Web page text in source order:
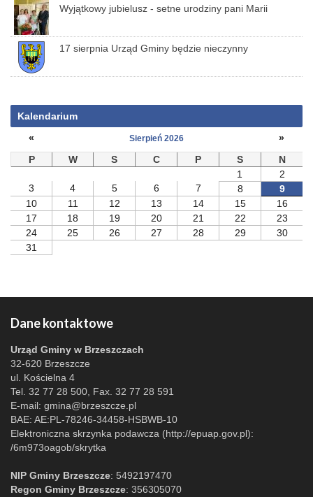
Wyjątkowy jubielusz - setne urodziny pani Marii
17 sierpnia Urząd Gminy będzie nieczynny
Kalendarium
«
Sierpień 2026
»
P
W S C P S
N
1
2
3
4 5 6 7 8
9
10
11 12 13 14 15
16
17
18 19 20 21 22
23
24
25 26 27 28 29
30
31
Dane kontaktowe
Urząd Gminy w Brzeszczach
32-620 Brzeszcze
ul. Kościelna 4
Tel. 32 77 28 500, Fax. 32 77 28 591
E-mail: gmina@brzeszcze.pl
BAE: AE:PL-78246-34458-HSBWB-10
Elektroniczna skrzynka podawcza (http://epuap.gov.pl):
/6m973oagob/skrytka
NIP Gminy Brzeszcze: 5492197470
Regon Gminy Brzeszcze: 356305070